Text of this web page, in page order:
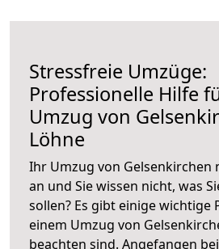
Stressfreie Umzüge:
Professionelle Hilfe
Umzug von
Löhne
Ihr Umzug von Gelsenkirchen
an und Sie wissen nicht, was
sollen? Es gibt einige wichtige
einem Umzug von
beachten sind. Angefangen